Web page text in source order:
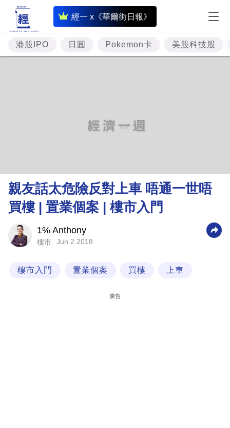
經一 x《華爾街日報》
即
時
財
經
理
財
商
科
港股IPO 日圓 Pokemon卡 美股科技股
親友話太危險反對上車 唔通一世唔
買樓 | 置業個案 | 樓市入門
1% Anthony
樓市 Jun 2 2018
樓市入門 置業個案 買樓 上車
廣告